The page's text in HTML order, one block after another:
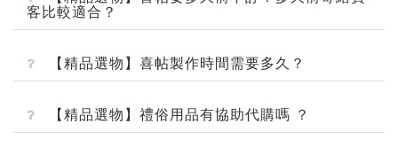
客比較適合？
【精品選物】喜帖製作時間需要多久？
【精品選物】禮俗用品有協助代購嗎 ？